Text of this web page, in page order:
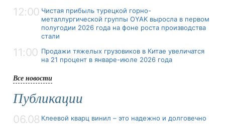
12:00 Чистая прибыль турецкой горно-
металлургической группы OYAK выросла в первом
полугодии 2026 года на фоне роста производства
стали
11:00 Продажи тяжелых грузовиков в Китае увеличатся
на 21 процент в январе-июле 2026 года
Все новости
Публикации
06.08 Клеевой кварц винил – это надежно и долговечно